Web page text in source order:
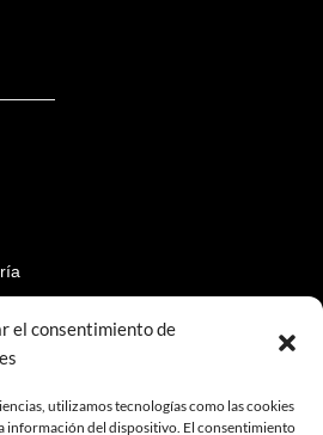
el consentimiento de
utilizamos tecnologías como las cookies
información del dispositivo. El consentimiento